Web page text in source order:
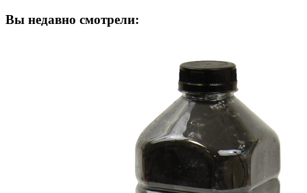
Вы недавно смотрели: